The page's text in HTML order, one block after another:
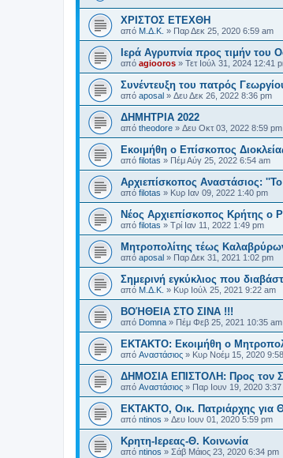
ΧΡΙΣΤΟΣ ΕΤΕΧΘΗ
από Μ.Δ.Κ. » Παρ Δεκ 25, 2020 6:59 am
Ιερά Αγρυπνία προς τιμήν
από agiooros » Τετ Ιούλ 31, 2024 12:41
Συνέντευξη του πατρός
από aposal » Δευ Δεκ 26, 2022 8:36 pm
ΔΗΜΗΤΡΙΑ 2022
από theodore » Δευ Οκτ 03, 2022 8:59 pm
Εκοιμήθη ο Επίσκοπος
από filotas » Πέμ Αύγ 25, 2022 6:54 am
Αρχιεπίσκοπος Αναστάσιος:
από filotas » Κυρ Ιαν 09, 2022 1:40 pm
Νέος Αρχιεπίσκοπος Κρήτης ο
από filotas » Τρί Ιαν 11, 2022 1:49 pm
Μητροπολίτης τέως
από aposal » Παρ Δεκ 31, 2021 1:02 pm
Σημερινή εγκύκλιος που
από Μ.Δ.Κ. » Κυρ Ιούλ 25, 2021 9:22 am
ΒΟΉΘΕΙΑ ΣΤΟ ΣΙΝΑ !!!
από Domna » Πέμ Φεβ 25, 2021 10:35 am
ΕΚΤΑΚΤΟ: Εκοιμήθη ο
από Αναστάσιος » Κυρ Νοέμ 15, 2020
ΔΗΜΟΣΙΑ ΕΠΙΣΤΟΛΗ: Προς τον
από Αναστάσιος » Παρ Ιουν 19, 2020
ΕΚΤΑΚΤΟ, Οικ. Πατριάρχης για
από ntinos » Δευ Ιουν 01, 2020 5:59 pm
Κρητη-Ιερεας-Θ. Κοινωνία
από ntinos » Σάβ Μάιος 23, 2020 6:34 pm